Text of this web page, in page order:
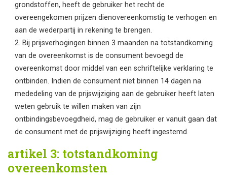
grondstoffen, heeft de gebruiker het recht de
overeengekomen prijzen dienovereenkomstig te verhogen en
aan de wederpartij in rekening te brengen.
Bij prijsverhogingen binnen 3 maanden na totstandkoming
van de overeenkomst is de consument bevoegd de
overeenkomst door middel van een schriftelijke verklaring te
ontbinden. Indien de consument niet binnen 14 dagen na
mededeling van de prijswijziging aan de gebruiker heeft laten
weten gebruik te willen maken van zijn
ontbindingsbevoegdheid, mag de gebruiker er vanuit gaan dat
de consument met de prijswijziging heeft ingestemd.
artikel 3: totstandkoming
overeenkomsten